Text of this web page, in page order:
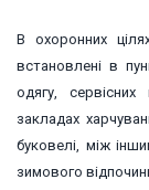
В охоронних
встановлені в
одягу, сервісних
закладах
буковелі, між
зимового